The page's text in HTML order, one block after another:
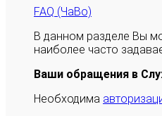
FAQ (ЧаВо)
В данном разделе Вы
наиболее часто
Ваши обращения в
Необходима